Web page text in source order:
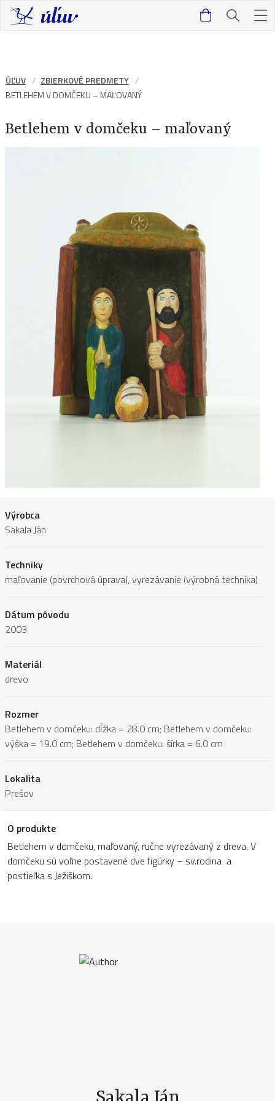
ÚĽUV
ZBIERKOVÉ PREDMETY
BETLEHEM V DOMČEKU – MAĽOVANÝ
Betlehem v domčeku – maľovaný
Výrobca
Sakala Ján
Techniky
maľovanie (povrchová úprava), vyrezávanie (výrobná technika)
Dátum pôvodu
2003
Materiál
drevo
Rozmer
Betlehem v domčeku: dĺžka = 28.0 cm; Betlehem v domčeku:
výška = 19.0 cm; Betlehem v domčeku: šírka = 6.0 cm
Lokalita
Prešov
O produkte
Betlehem v domčeku, maľovaný, ručne vyrezávaný z dreva. V
domčeku sú voľne postavené dve figúrky – sv.rodina a
postieľka s Ježiškom.